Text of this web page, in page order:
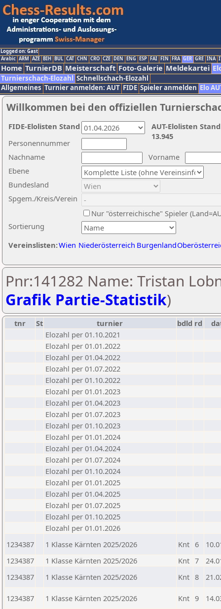
Logged on: Gast
Arabic ARM AZE BIH BUL CAT CHN CRO CZE DEN ENG ESP FAI FIN FRA GER GRE INA
Home TurnierDB Meisterschaft Foto-Galerie Meldekartei
Turnierschach-Elozahl Schnellschach-Elozahl
Allgemeines Turnier anmelden: AUT FIDE Spieler anmelden Elo
Willkommen bei den offiziellen
Nachname
Vorname
Ebene
Sortierung
Personennummer
Bundesland
Spgem./Kreis/Verein
Nur "österreichische" Spieler
Vereinslisten:Wien Niederösterreich Burgenland
AUT-Elolisten
13.945
FIDE-Elolisten Stand
Pnr:141282 Name: Tristan
Grafik Partie-Statistik)
tnr St turnier bdld rd
Elozahl per 01.10.2021
Elozahl per 01.01.2022
Elozahl per 01.04.2022
Elozahl per 01.07.2022
Elozahl per 01.10.2022
Elozahl per 01.01.2023
Elozahl per 01.04.2023
Elozahl per 01.07.2023
Elozahl per 01.10.2023
Elozahl per 01.01.2024
Elozahl per 01.04.2024
Elozahl per 01.07.2024
Elozahl per 01.10.2024
Elozahl per 01.01.2025
Elozahl per 01.04.2025
Elozahl per 01.07.2025
Elozahl per 01.10.2025
Elozahl per 01.01.2026
1234387
1 Klasse Kärnten 2025/2026 Knt 6
1234387
1 Klasse Kärnten 2025/2026 Knt 7
1234387
1 Klasse Kärnten 2025/2026 Knt 8
1234387 1 Klasse Kärnten 2025/2026 Knt 9